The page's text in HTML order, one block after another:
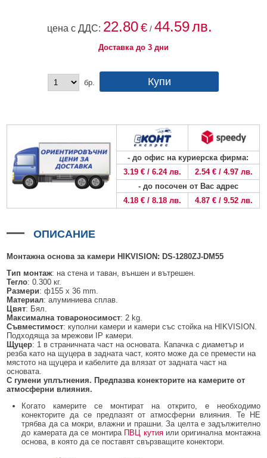
ГЪВКАВИ ГОФРИРАНИ ТРЪБИ
POE УДЪЛЖИТЕЛИ И POE СПЛИТЕРИ
МИКРОФОНИ И ГОВОРИТЕЛИ ЗА ВИДЕОНАБЛЮДЕНИЕ
УПРАВЛЕНИЯ ЗА ВЪРТЯЩИ КАМЕРИ
ОБЕКТИВИ ЗА ОХРАНИТЕЛНИ КАМЕРИ
ПВЦ КУТИИ
МЕТАЛНИ ТАБЛА
БЕЗЖИЧНИ МИШКИ И ЕЛЕКТРИЧЕСКИ РАЗКЛОНИТЕЛИ
МЕДИА КОНВЕРТОРИ И SFP МОДУЛИ
БЕЗЖИЧНИ АЛАРМЕНИ СИСТЕМИ AJAX
БЕЗЖИЧНИ АЛАРМЕНИ ПАНЕЛИ (ХЪБ) AJAX
БЕЗЖИЧНИ РАЗШИРИТЕЛИ НА ОБХВАТ AJAX
БЕЗЖИЧНИ ДЕТЕКТОРИ AJAX
БЕЗЖИЧНИ ДЕТЕКТОРИ ЗА ПОЖАР, ДИМ, ТОПЛИНА И ВЪГЛЕРОДЕН
ОКСИД
БЕЗЖИЧНИ КЛАВИАТУРИ AJAX
БЕЗКОНТАКТНИ RFID КАРТИ И ЧИПОВЕ ЗА КЛАВИАТУРИ
БЕЗЖИЧНИ ДИСТАНЦИОННИ УПРАВЛЕНИЯ И БУТОНИ
БЕЗЖИЧНИ СИРЕНИ AJAX
МОДУЛИ ЗА СГРАДНА АВТОМАТИЗАЦИЯ AJAX
БЕЗЖИЧНИ АЛАРМЕНИ СИСТЕМИ HIKVISION AX PRO
БЕЗЖИЧНИ ПАНЕЛИ HIKVISION AX PRO
БЕЗЖИЧНИ ДЕТЕКТОРИ ЗА HIKVISION AX PRO
БЕЗЖИЧНИ МОДУЛИ И АКСЕСОАРИ ЗА HIKVISION AX PRO
КОМПЛЕКТИ БЕЗЖИЧНИ АЛАРМЕНИ СИСТЕМИ AX PRO
КОМУНИКАЦИОННИ ШКАФОВЕ
ALFALINE, СТЕННИ/СТОЯЩИ, С ОТВАРЯЕМИ И ЗАКЛЮЧВАЩИ СЕ
СТРАНИЦИ
INTERLINE, СТОЯЩИ - НЕОТВАРЯЕМИ СТРАНИЦИ
BETALINE, СТОЯЩИ С ОТВАРЯЕМИ И ЗАКЛЮЧВАЩИ СЕ СТРАНИЦИ
АКСЕСОАРИ ЗА КОМУНИКАЦИОННИ ШКАФОВЕ
УПОТРЕБЯВАНА ТЕХНИКА
цена с ДДС: 22.80 € /44.59лв.
Доставка до 3 дни
бр.
- до офис на куриерска фирма:
3.19 € / 6.24 лв.
2.54 € / 4.97 лв.
- до посочен от Вас адрес
4.18 € / 8.18 лв.
4.87 € / 9.52 лв.
ОПИСАНИЕ
Монтажна основа за камери HIKVISION : DS-1280ZJ-DM55
Тип монтаж: на стена и таван, външен и вътрешен.
Тегло: 0.300 кг.
Размери: ф155 x 36 mm.
Материал: алуминиева сплав.
Цвят: Бял.
Максимална товароносимост: 2 kg.
Съвместимост: куполни камери и камери със стойка на HIKVISION.
Подходяща за мрежови IP камери.
Щуцер: 1 в страничната част на основата. Капачка с диаметър и
резба като на щуцера в задната част, която може да се премести на
мястото на щуцера и кабелите да влязат от задната част на
основата.
С гумени уплътнения. Предпазва конекторите на камерите от
атмосферни влияния.
Когато камерите се монтират на открито, е необходимо
конекторите да се предпазят от атмосферни влияния. Те НЕ
трябва да са мокри, влажни и прашни. За целта е задължително
до камерата да се монтира ПВЦ кутияили оригинална монтажна
основа, в която да се поставят свързващите конектори.